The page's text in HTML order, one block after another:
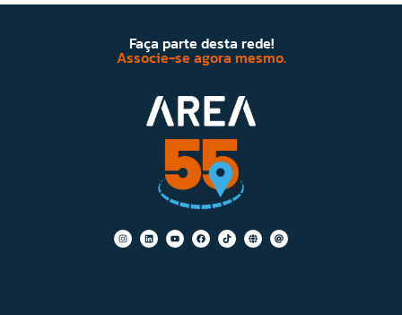
Faça parte desta rede!
Associe-se agora mesmo.